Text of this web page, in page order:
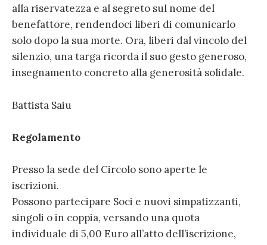
alla riservatezza e al segreto sul nome del
benefattore, rendendoci liberi di comunicarlo
solo dopo la sua morte. Ora, liberi dal vincolo del
silenzio, una targa ricorda il suo gesto generoso,
insegnamento concreto alla generosità solidale.
Battista Saiu
Regolamento
Presso la sede del Circolo sono aperte le
iscrizioni.
Possono partecipare Soci e nuovi simpatizzanti,
singoli o in coppia, versando una quota
individuale di 5,00 Euro all’atto dell’iscrizione,